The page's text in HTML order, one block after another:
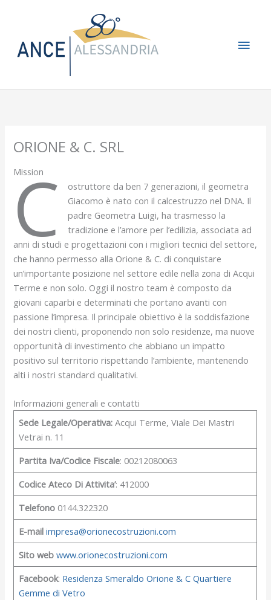
ORIONE & C. SRL
Mission
C
ostruttore da ben 7 generazioni, il geometra
Giacomo è nato con il calcestruzzo nel DNA. Il
padre Geometra Luigi, ha trasmesso la
tradizione e l’amore per l’edilizia, associata ad
anni di studi e progettazioni con i migliori tecnici del settore,
che hanno permesso alla Orione & C. di conquistare
un’importante posizione nel settore edile nella zona di Acqui
Terme e non solo. Oggi il nostro team è composto da
giovani caparbi e determinati che portano avanti con
passione l’impresa. Il principale obiettivo è la soddisfazione
dei nostri clienti, proponendo non solo residenze, ma nuove
opportunità di investimento che abbiano un impatto
positivo sul territorio rispettando l’ambiente, mantenendo
alti i nostri standard qualitativi.
Informazioni generali e contatti
Sede Legale/Operativa:Acqui Terme, Viale Dei Mastri
Vetrai n. 11
Partita Iva/Codice Fiscale: 00212080063
Codice Ateco Di Attivita’: 412000
Telefono0144.322320
E-mail impresa@orionecostruzioni.com
Sito web www.orionecostruzioni.com
Facebook: Residenza Smeraldo Orione & C Quartiere
Gemme di Vetro